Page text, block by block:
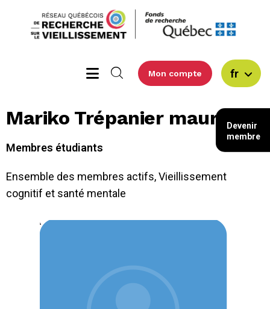
Mon compte fr
Mariko Trépanier maurais
Membres étudiants
Ensemble des membres actifs,Vieillissement
cognitif et santé mentale
Devenir
membre